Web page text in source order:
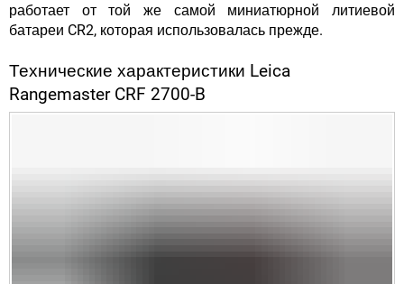
работает от той же самой миниатюрной литиевой
батареи CR2, которая использовалась прежде.
Технические характеристики Leica
Rangemaster CRF 2700-B